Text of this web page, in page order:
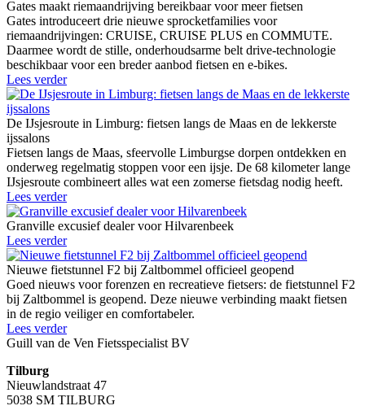
Gates maakt riemaandrijving bereikbaar voor meer fietsen
Gates introduceert drie nieuwe sprocketfamilies voor
riemaandrijvingen: CRUISE, CRUISE PLUS en COMMUTE.
Daarmee wordt de stille, onderhoudsarme belt drive-technologie
beschikbaar voor een breder aanbod fietsen en e-bikes.
Lees verder
De IJsjesroute in Limburg: fietsen langs de Maas en de lekkerste
ijssalons
Fietsen langs de Maas, sfeervolle Limburgse dorpen ontdekken en
onderweg regelmatig stoppen voor een ijsje. De 68 kilometer lange
IJsjesroute combineert alles wat een zomerse fietsdag nodig heeft.
Lees verder
Granville excusief dealer voor Hilvarenbeek
Lees verder
Nieuwe fietstunnel F2 bij Zaltbommel officieel geopend
Goed nieuws voor forenzen en recreatieve fietsers: de fietstunnel F2
bij Zaltbommel is geopend. Deze nieuwe verbinding maakt fietsen
in de regio veiliger en comfortabeler.
Lees verder
Guill van de Ven Fietsspecialist BV
Tilburg
Nieuwlandstraat 47
5038 SM TILBURG